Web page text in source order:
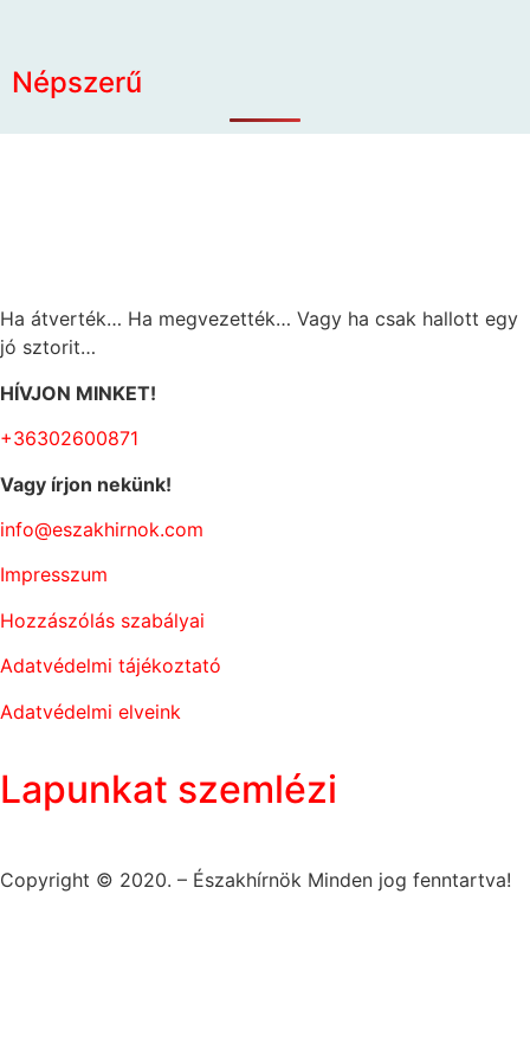
Népszerű
Ha átverték… Ha megvezették… Vagy ha csak hallott egy
jó sztorit…
HÍVJON MINKET!
+36302600871
Vagy írjon nekünk!
info@eszakhirnok.com
Impresszum
Hozzászólás szabályai
Adatvédelmi tájékoztató
Adatvédelmi elveink
Lapunkat szemlézi
Copyright © 2020. – Északhírnök Minden jog fenntartva!